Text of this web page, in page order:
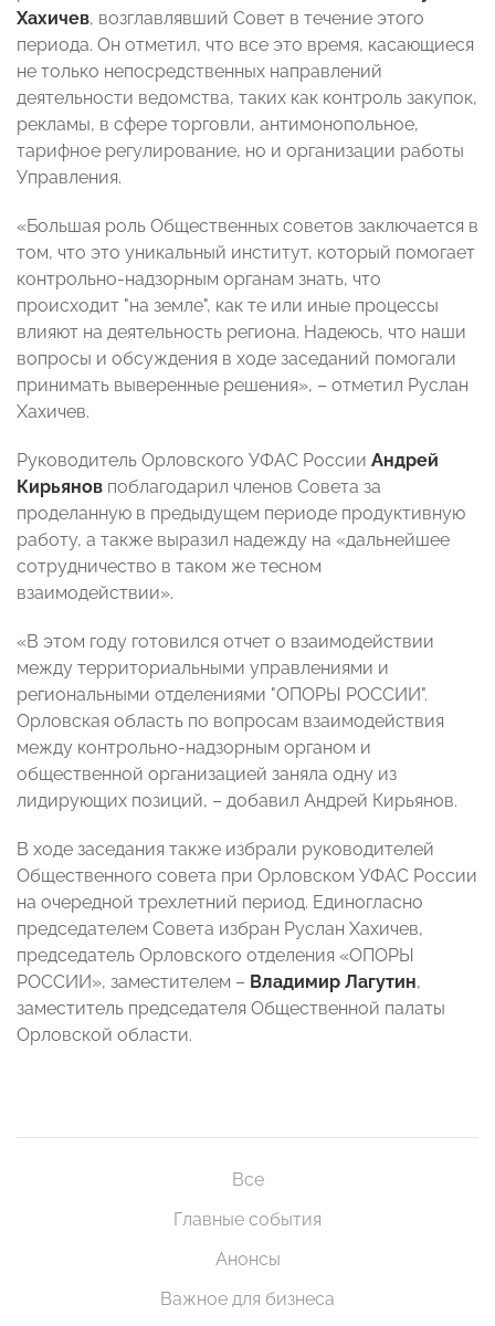
Хахичев, возглавлявший Совет в течение этого
периода. Он отметил, что все это время, касающиеся
не только непосредственных направлений
деятельности ведомства, таких как контроль закупок,
рекламы, в сфере торговли, антимонопольное,
тарифное регулирование, но и организации работы
Управления.
«Большая роль Общественных советов заключается в
том, что это уникальный институт, который помогает
контрольно-надзорным органам знать, что
происходит "на земле", как те или иные процессы
влияют на деятельность региона. Надеюсь, что наши
вопросы и обсуждения в ходе заседаний помогали
принимать выверенные решения», – отметил Руслан
Хахичев.
Руководитель Орловского УФАС России Андрей
Кирьянов поблагодарил членов Совета за
проделанную в предыдущем периоде продуктивную
работу, а также выразил надежду на «дальнейшее
сотрудничество в таком же тесном
взаимодействии».
«В этом году готовился отчет о взаимодействии
между территориальными управлениями и
региональными отделениями "ОПОРЫ РОССИИ".
Орловская область по вопросам взаимодействия
между контрольно-надзорным органом и
общественной организацией заняла одну из
лидирующих позиций, – добавил Андрей Кирьянов.
В ходе заседания также избрали руководителей
Общественного совета при Орловском УФАС России
на очередной трехлетний период. Единогласно
председателем Совета избран Руслан Хахичев,
председатель Орловского отделения «ОПОРЫ
РОССИИ», заместителем – Владимир Лагутин,
заместитель председателя Общественной палаты
Орловской области.
Все
Главные события
Анонсы
Важное для бизнеса